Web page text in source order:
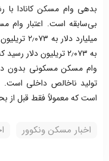
بدهی وام مسکن کانادا
میلیارد
به ۲٫۰۷۳ تریلیون
تولید ناخالص داخلی است.
است که معمولاً فقط قبل از
اخبار مسکن ونکوور